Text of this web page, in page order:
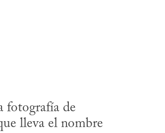
fotografía de
lleva el nombre